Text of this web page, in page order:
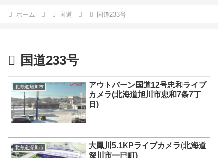
ホーム 国道 国道233号
国道233号
北海道旭川市
アウトバーン国道12号忠和ライブ
カメラ(北海道旭川市忠和7条7丁
目)
北海道深川市
大鳳川5.1KPライブカメラ(北海道
深川市一已町)